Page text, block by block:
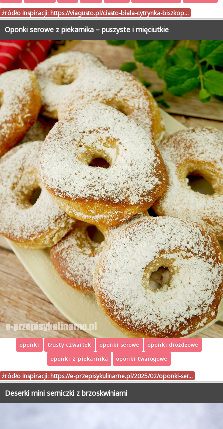
źródło inspiracji: https://viagusto.pl/ciasto-biala-cytrynka-biszkop…
Oponki serowe z piekarnika – puszyste i mięciutkie
oponki tłusty czwartek oponki serowe
oponki drożdżowe
oponki z piekarnika
oponki twarogowe
źródło inspiracji: https://e-przepisykulinarne.pl/2025/02/oponki-ser…
Deserki mini serniczki z brzoskwiniami